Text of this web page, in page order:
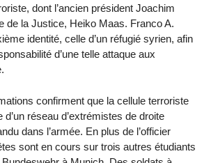
dont l’ancien président Joachim
de la Justice, Heiko Maas. Franco A.
identité, celle d’un réfugié syrien, afin
d’une telle attaque aux
confirment que la cellule terroriste
réseau d’extrémistes de droite
dans l’armée. En plus de l’officier
sont en cours sur trois autres étudiants